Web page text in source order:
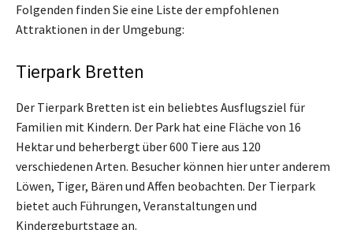
Folgenden finden Sie eine Liste der empfohlenen
Attraktionen in der Umgebung:
Tierpark Bretten
Der Tierpark Bretten ist ein beliebtes Ausflugsziel für
Familien mit Kindern. Der Park hat eine Fläche von 16
Hektar und beherbergt über 600 Tiere aus 120
verschiedenen Arten. Besucher können hier unter anderem
Löwen, Tiger, Bären und Affen beobachten. Der Tierpark
bietet auch Führungen, Veranstaltungen und
Kindergeburtstage an.